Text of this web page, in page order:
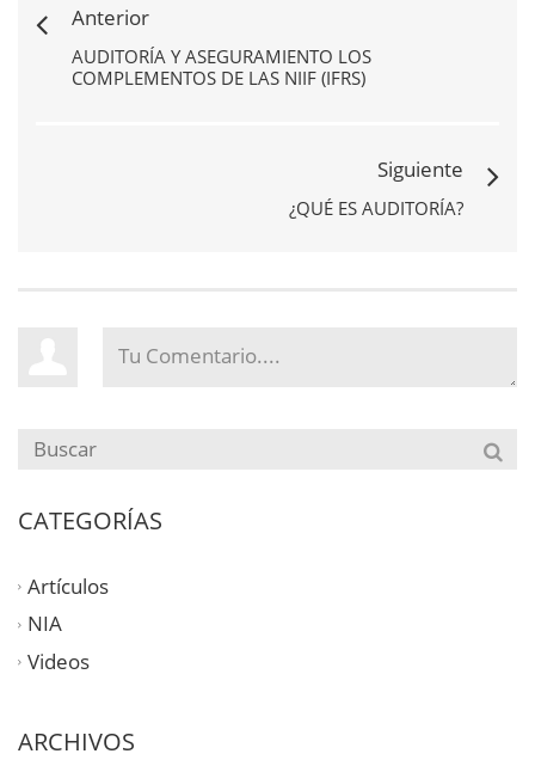
Anterior
AUDITORÍA Y ASEGURAMIENTO LOS
COMPLEMENTOS DE LAS NIIF (IFRS)
Siguiente
¿QUÉ ES AUDITORÍA?
CATEGORÍAS
Artículos
NIA
Videos
ARCHIVOS